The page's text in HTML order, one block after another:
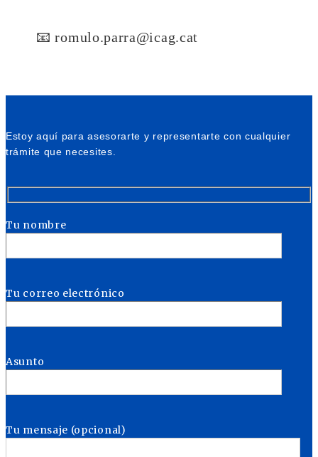
📧 romulo.parra@icag.cat
Estoy aquí para asesorarte y representarte con cualquier
trámite que necesites.
Tu nombre
Tu correo electrónico
Asunto
Tu mensaje (opcional)